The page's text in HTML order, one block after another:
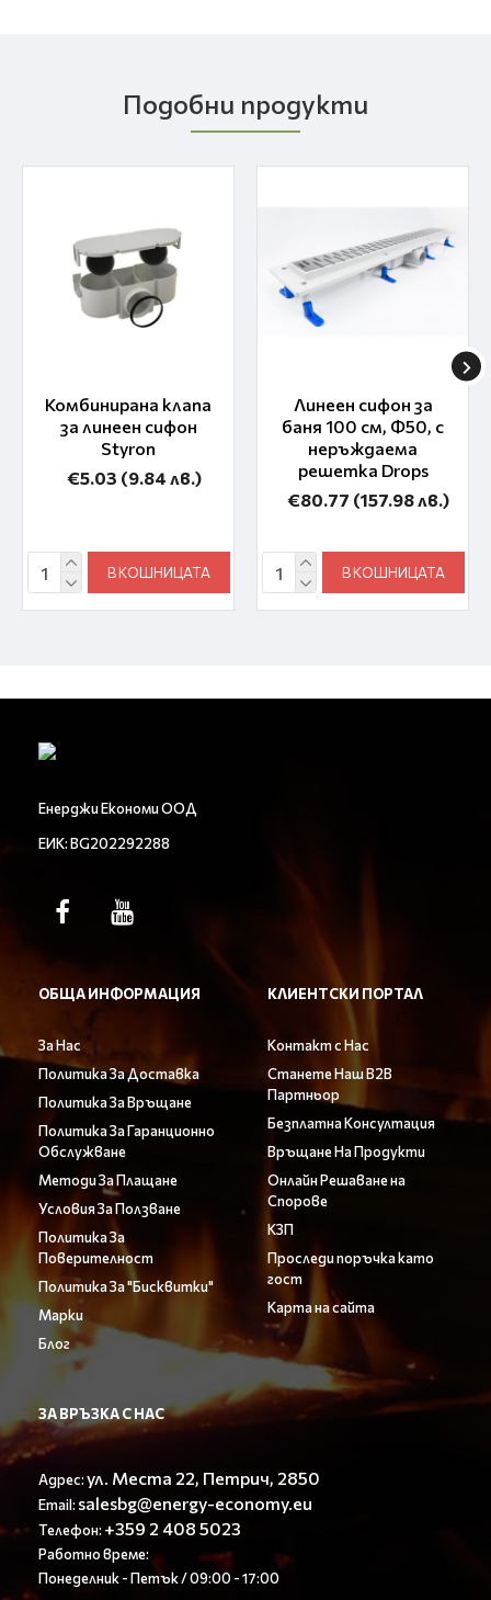
Подобни продукти
Комбинирана клапа
за линеен сифон
Styron
€5.03 (9.84 лв.)
В КОШНИЦАТА
Линеен сифон за
баня 100 см, Ф50, с
неръждаема
решетка Drops
€80.77 (157.98 лв.)
В КОШНИЦАТА
Енерджи Економи ООД
ЕИК: BG202292288
ОБЩА ИНФОРМАЦИЯ
За Нас
Политика За Доставка
Политика За Връщане
Политика За Гаранционно
Обслужване
Методи За Плащане
Условия За Ползване
Политика За
Поверителност
Политика За "Бисквитки"
Марки
Блог
КЛИЕНТСКИ ПОРТАЛ
Контакт с Нас
Станете Наш B2B
Партньор
Безплатна Консултация
Връщане На Продукти
Онлайн Решаване на
Спорове
КЗП
Проследи поръчка като
гост
Карта на сайта
ЗА ВРЪЗКА С НАС
Адрес:ул. Места 22, Петрич, 2850
Email: salesbg@energy-economy.eu
Телефон: +359 2 408 5023
Работно време:
Понеделник - Петък / 09:00 - 17:00